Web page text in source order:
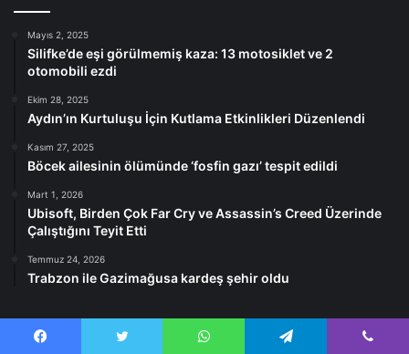
Mayıs 2, 2025
Silifke’de eşi görülmemiş kaza: 13 motosiklet ve 2
otomobili ezdi
Ekim 28, 2025
Aydın’ın Kurtuluşu İçin Kutlama Etkinlikleri Düzenlendi
Kasım 27, 2025
Böcek ailesinin ölümünde ‘fosfin gazı’ tespit edildi
Mart 1, 2026
Ubisoft, Birden Çok Far Cry ve Assassin’s Creed Üzerinde
Çalıştığını Teyit Etti
Temmuz 24, 2026
Trabzon ile Gazimağusa kardeş şehir oldu